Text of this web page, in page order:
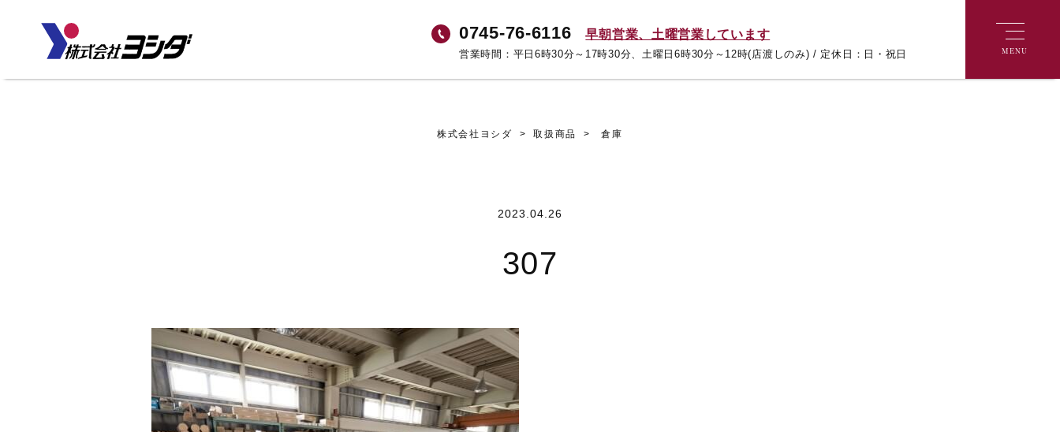
0745-76-6116 早朝営業、土曜営業しています
営業時間：平日6時30分～17時30分、土曜日6時30分～12時(店渡しのみ) / 定休日：日・祝日 MENU
株式会社ヨシダ >取扱商品 > 倉庫
2023.04.26
307